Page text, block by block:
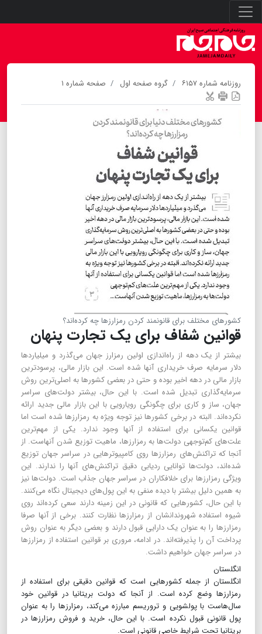
روزنامه شماره ۶۱۵۷ گروه صفحه اول صفحه شماره ۱
کشورهای مختلف برای قانونمند کردن رمزارزها چه کرده‌اند؟
قوانین شفاف برای یک تجارت پنهان
بیشتر از یک دهه از راه‌اندازی اولین رمزارز جهان می‌گذرد و میلیاردها
دلار سرمایه صرف خریداری آنها شده است. این بازار مالی، پرسودترین
بازار مالی در دهه اخیر بوده و حتی در بعضی کشورها به اصلی‌ترین روش
سرمایه‌گذاری تبدیل شده است. با این حال، بیشتر دولت‌های سراسر
جهان، ساز و کاری برای چگونگی رویارویی با این بازار مالی جدید ارائه
نکرده‌اند. البته در برخی کشورها نیز توجه ویژه به رمزارزها شده است اما
قوانین یکسانی برای استفاده از آنها وجود ندارد. یکی از مهم‌ترین
علت‌های کم‌توجهی دولت‌ها به رمزارزها، ماهیت توزیع شدن آنهاست. از
آنجا که تراکنش‌های رمزارزها روی کامپیوترهایی در سراسر جهان توزیع
شده‌اند، دولت‌ها توانایی ردیابی دقیق تراکنش‌های آنها را ندارند. این
ویژگی رمزارزها برای خلافکاران در سراسر جهان جذاب است. دولت‌ها نیز
به همین دلیل بیشتر با دیده منفی به این پول‌های دیجیتال نگاه می‌کنند.
با این حال، کشورهایی که قانونی در این زمینه دارند سعی کرده‌اند روی
شیوه استفاده شهروندانشان از رمزارزها نظارت کنند. برخی از آنها صرفا
رمزارزها را به عنوان یک دارایی قبول دارند و بعضی دیگر به عنوان روش
پرداخت آن را پذیرفته‌اند. در ادامه، مروری بر قوانین استفاده از رمزارزها
در سراسر جهان خواهیم داشت.
انگلستان
انگلستان از جمله کشورهایی است که قوانین دقیقی برای استفاده از
رمزارزها وضع کرده است. از آنجا که دولت بریتانیا در قوانین خود
سال‌هاست با پولشویی و تروریسم مبارزه می‌کند، رمزارزها را به عنوان
پول قانونی قبول نکرده است. با این حال، خرید و فروش رمزارزها در
بریتانیا تحت شرایط خاصی قانونی است.